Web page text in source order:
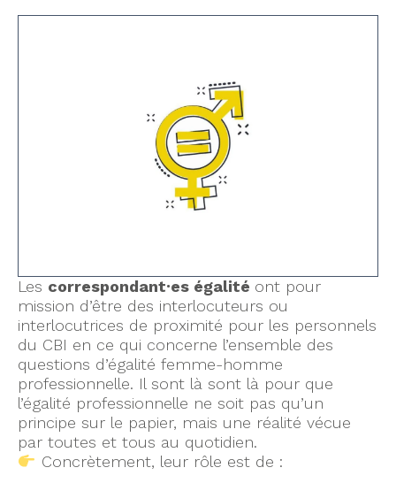
Les correspondant·es égalité ont pour
mission d’être des interlocuteurs ou
interlocutrices de proximité pour les personnels
du CBI en ce qui concerne l’ensemble des
questions d’égalité femme-homme
professionnelle. Il sont là sont là pour que
l’égalité professionnelle ne soit pas qu’un
principe sur le papier, mais une réalité vécue
par toutes et tous au quotidien.
Concrètement, leur rôle est de :